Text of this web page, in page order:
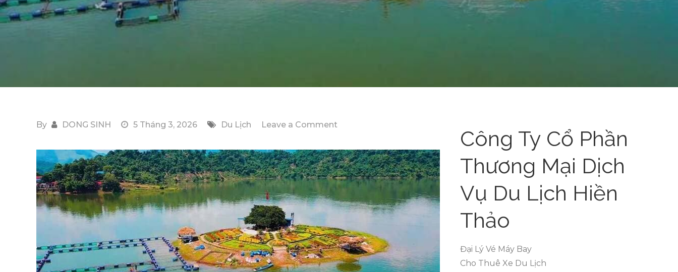
By DONG SINH 5 Tháng 3, 2026 Du Lịch Leave a Comment
Giá
Tour
Hồ
Cốc
Ngày
Mới
Nhất
Công Ty Cổ Phần
Thương Mại Dịch
Vụ Du Lịch Hiền
Thảo
Đại Lý Vé Máy Bay
Cho Thuê Xe Du Lịch